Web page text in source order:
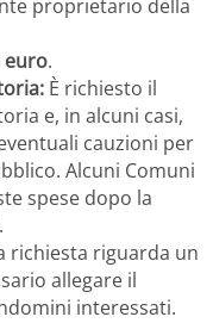
proprietario della
euro.
È richiesto il
e, in alcuni casi,
cauzioni per
Alcuni Comuni
spese dopo la
richiesta riguarda un
allegare il
interessati.